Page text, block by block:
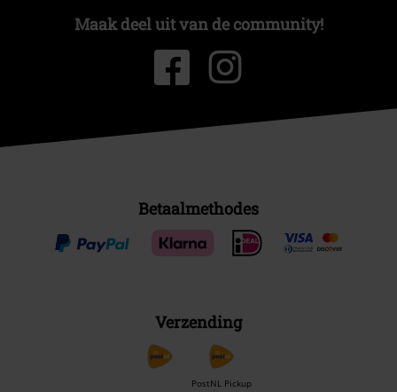
Maak deel uit van de community!
Betaalmethodes
Verzending
PostNL Pickup